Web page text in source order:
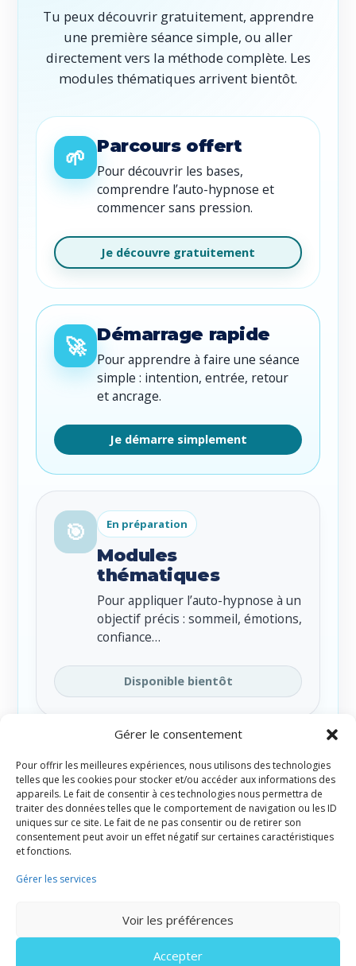
Gérer le consentement
Pour offrir les meilleures expériences, nous utilisons des technologies
telles que les cookies pour stocker et/ou accéder aux informations des
appareils. Le fait de consentir à ces technologies nous permettra de
traiter des données telles que le comportement de navigation ou les ID
uniques sur ce site. Le fait de ne pas consentir ou de retirer son
consentement peut avoir un effet négatif sur certaines caractéristiques
et fonctions.
Gérer les services
Accepter
Voir les préférences
Tu peux découvrir gratuitement, apprendre
une première séance simple, ou aller
directement vers la méthode complète. Les
modules thématiques arrivent bientôt.
🌱 Parcours offert
Pour découvrir les bases,
comprendre l’auto-hypnose et
commencer sans pression.
Je découvre gratuitement
🚀 Démarrage rapide
Pour apprendre à faire une séance
simple : intention, entrée, retour
et ancrage.
Je démarre simplement
🎯 En préparation
Modules
thématiques
Pour appliquer l’auto-hypnose à un
objectif précis : sommeil, émotions,
confiance…
Disponible bientôt
🧠 AutoHypnose –
L’essentiel
Pour apprendre la méthode
complète, personnaliser tes
séances et devenir autonome.